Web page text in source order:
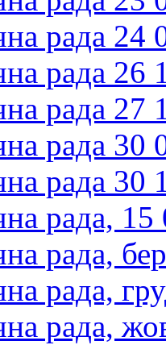
рада 24
рада 26
рада 27
рада 30
рада 30
рада,
рада,
рада,
рада,